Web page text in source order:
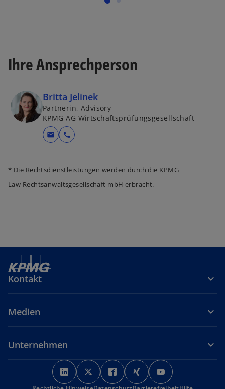
Ihre Ansprechperson
Britta Jelinek
Partnerin, Advisory
KPMG AG Wirtschaftsprüfungsgesellschaft
mail call
* Die Rechtsdienstleistungen werden durch die KPMG
Law Rechtsanwaltsgesellschaft mbH erbracht.
Kontakt
Medien
Unternehmen
w
i
w
i
w
i
w
i
i